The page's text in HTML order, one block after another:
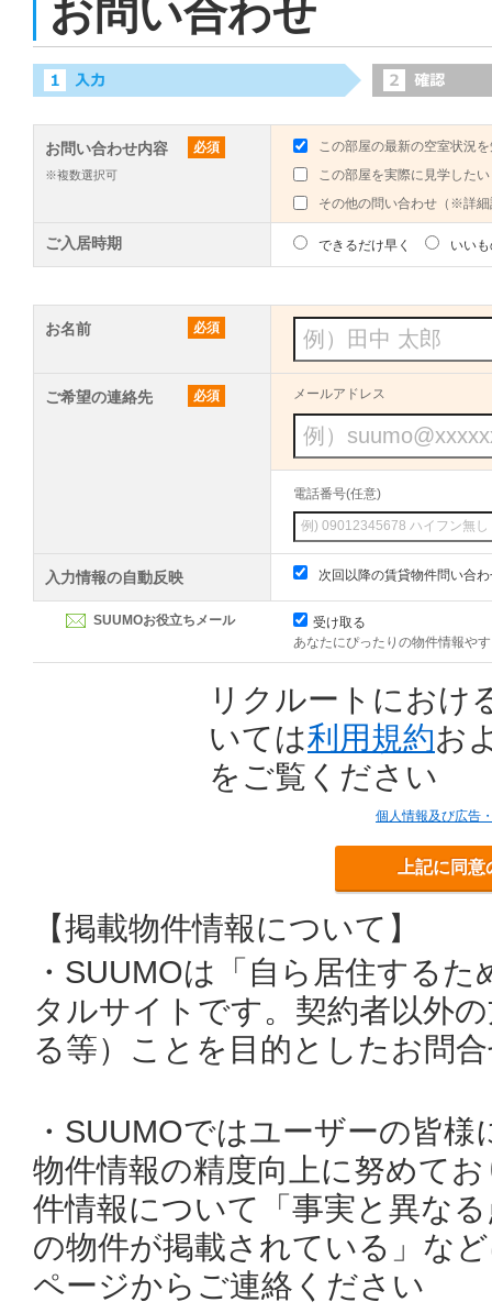
お問い合わせ
お問い合わせ内容 必須
※複数選択可
この部屋の最新の空室状況
この部屋を実際に見学したい
その他の問い合わせ（※詳
ご入居時期 できるだけ早く いい
お名前 必須
ご希望の連絡先 必須 メールアドレス
電話番号(任意)
入力情報の自動反映 次回以降の賃貸物件問い合
SUUMOお役立ちメール
受け取る
あなたにぴったりの物件情報や
リクルートにおけ
いては利用規約お
をご覧ください
個人情報及び広告
上記に同
【掲載物件情報について】
・SUUMOは「自ら居住する
タルサイトです。契約者以外
る等）ことを目的としたお問
・SUUMOではユーザーの皆
物件情報の精度向上に努めて
件情報について「事実と異な
の物件が掲載されている」な
ページからご連絡ください